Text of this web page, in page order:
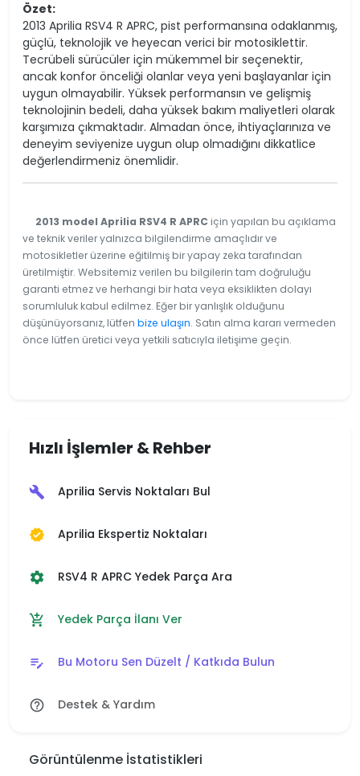
Özet:
2013 Aprilia RSV4 R APRC, pist performansına odaklanmış,
güçlü, teknolojik ve heyecan verici bir motosiklettir.
Tecrübeli sürücüler için mükemmel bir seçenektir,
ancak konfor önceliği olanlar veya yeni başlayanlar için
uygun olmayabilir. Yüksek performansın ve gelişmiş
teknolojinin bedeli, daha yüksek bakım maliyetleri olarak
karşımıza çıkmaktadır. Almadan önce, ihtiyaçlarınıza ve
deneyim seviyenize uygun olup olmadığını dikkatlice
değerlendirmeniz önemlidir.
2013 model Aprilia RSV4 R APRC için yapılan bu açıklama
ve teknik veriler yalnızca bilgilendirme amaçlıdır ve
motosikletler üzerine eğitilmiş bir yapay zeka tarafından
üretilmiştir. Websitemiz verilen bu bilgilerin tam doğruluğu
garanti etmez ve herhangi bir hata veya eksiklikten dolayı
sorumluluk kabul edilmez. Eğer bir yanlışlık olduğunu
düşünüyorsanız, lütfen bize ulaşın. Satın alma kararı vermeden
önce lütfen üretici veya yetkili satıcıyla iletişime geçin.
Hızlı İşlemler & Rehber
build Aprilia Servis Noktaları Bul
verified Aprilia Ekspertiz Noktaları
settings RSV4 R APRC Yedek Parça Ara
add_shopping_cart Yedek Parça İlanı Ver
edit_note Bu Motoru Sen Düzelt / Katkıda Bulun
help_outline Destek & Yardım
Görüntülenme İstatistikleri